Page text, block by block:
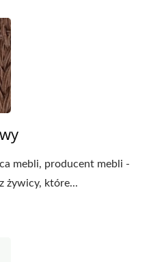
mebli, producent mebli -
żywicy, które...